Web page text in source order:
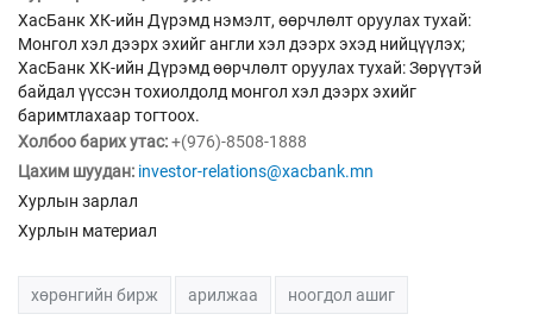
ХасБанк ХК-ийн Дүрэмд нэмэлт, өөрчлөлт оруулах тухай:
Монгол хэл дээрх эхийг англи хэл дээрх эхэд нийцүүлэх;
ХасБанк ХК-ийн Дүрэмд өөрчлөлт оруулах тухай: Зөрүүтэй
байдал үүссэн тохиолдолд монгол хэл дээрх эхийг
баримтлахаар тогтоох.
Холбоо барих утас:+(976)-8508-1888
Цахим шуудан: investor-relations@xacbank.mn
Хурлын зарлал
Хурлын материал
хөрөнгийн бирж арилжаа ноогдол ашиг